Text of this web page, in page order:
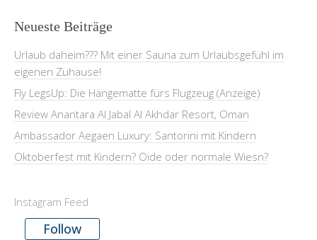
Neueste Beiträge
Urlaub daheim??? Mit einer Sauna zum Urlaubsgefühl im
eigenen Zuhause!
Fly LegsUp: Die Hängematte fürs Flugzeug (Anzeige)
Review Anantara Al Jabal Al Akhdar Resort, Oman
Ambassador Aegaen Luxury: Santorini mit Kindern
Oktoberfest mit Kindern? Oide oder normale Wiesn?
Instagram Feed
Follow